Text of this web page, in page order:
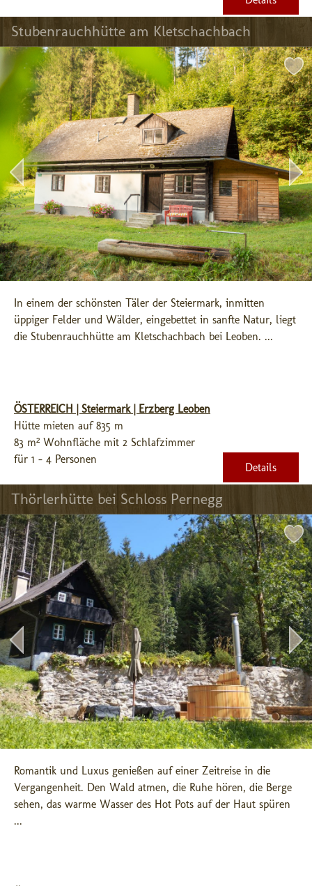
Stubenrauchhütte am Kletschachbach
In einem der schönsten Täler der Steiermark, inmitten
üppiger Felder und Wälder, eingebettet in sanfte Natur, liegt
die Stubenrauchhütte am Kletschachbach bei Leoben. ...
ÖSTERREICH | Steiermark | Erzberg Leoben
Hütte mieten auf 835 m
83 m² Wohnfläche mit 2 Schlafzimmer
für 1 - 4 Personen
Details
Thörlerhütte bei Schloss Pernegg
Romantik und Luxus genießen auf einer Zeitreise in die
Vergangenheit. Den Wald atmen, die Ruhe hören, die Berge
sehen, das warme Wasser des Hot Pots auf der Haut spüren
...